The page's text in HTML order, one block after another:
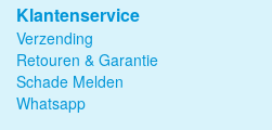
Klantenservice
Verzending
Retouren & Garantie
Schade Melden
Whatsapp